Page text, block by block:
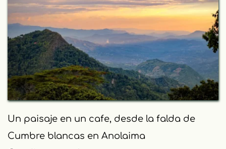
la falda de
en
Un paisaje en un cafe,
desde los
cumbres que
Adquiere un